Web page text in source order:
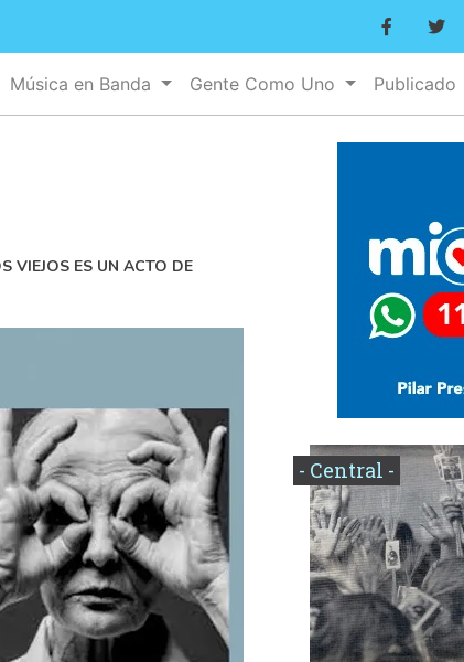
Música en Banda Gente Como Uno Publicado
VIEJOS ES UN ACTO DE
- Central -